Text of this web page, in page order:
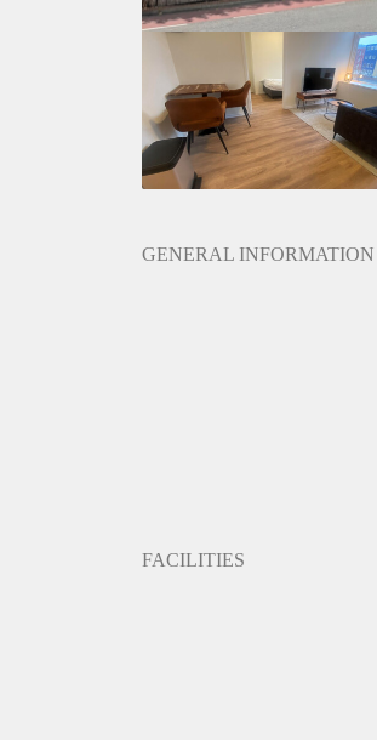
Telefonische reacties kunnen
bepaalt welke kandidaten
wij niet op iedereen
helaas niet iedereen
GENERAL INFORMATION
FACILITIES